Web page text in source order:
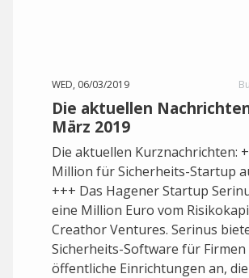
WED, 06/03/2019
Die aktuellen
März 2019
Die aktuellen Kurznachrichten:
Million für Sicherheits-Startup
+++ Das Hagener Startup
eine Million Euro vom
Creathor Ventures. Serinus
Sicherheits-Software für Firmen
öffentliche Einrichtungen an,